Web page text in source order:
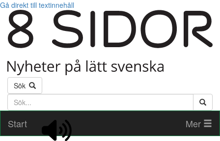
Gå direkt till textinnehåll
Sök
Söktext
Start
Mer